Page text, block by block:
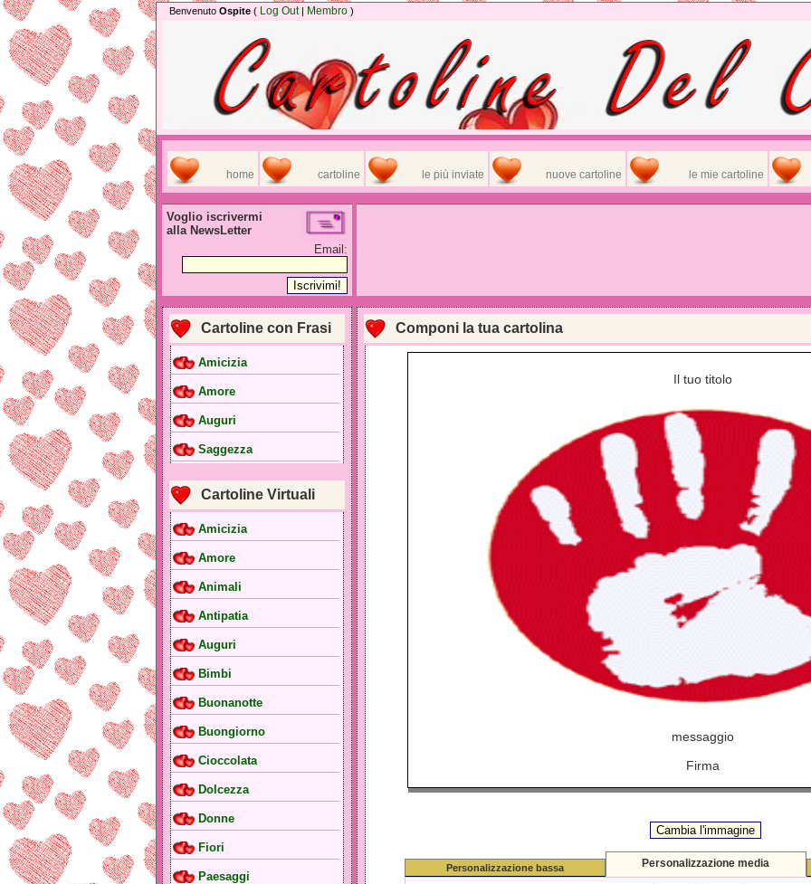
Benvenuto Ospite ( Log Out| Membro )
home cartoline le più inviate nuove cartoline le mie cartoline
Voglio iscrivermi
alla NewsLetter
Email:
Cartoline con Frasi
Amicizia
Amore
Auguri
Saggezza
Cartoline Virtuali
Amicizia
Amore
Animali
Antipatia
Auguri
Bimbi
Buonanotte
Buongiorno
Cioccolata
Dolcezza
Donne
Fiori
Paesaggi
Componi la tua cartolina
Il tuo titolo
messaggio
Firma
Personalizzazione bassa Personalizzazione media